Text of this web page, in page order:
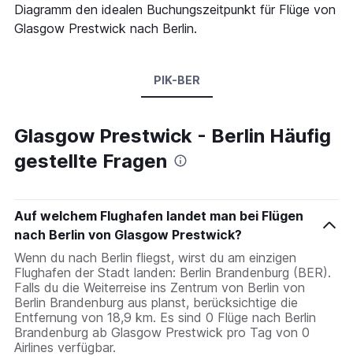
Diagramm den idealen Buchungszeitpunkt für Flüge von
Glasgow Prestwick nach Berlin.
PIK-BER
Glasgow Prestwick - Berlin Häufig
gestellte Fragen
Auf welchem Flughafen landet man bei Flügen
nach Berlin von Glasgow Prestwick?
Wenn du nach Berlin fliegst, wirst du am einzigen
Flughafen der Stadt landen: Berlin Brandenburg (BER).
Falls du die Weiterreise ins Zentrum von Berlin von
Berlin Brandenburg aus planst, berücksichtige die
Entfernung von 18,9 km. Es sind 0 Flüge nach Berlin
Brandenburg ab Glasgow Prestwick pro Tag von 0
Airlines verfügbar.